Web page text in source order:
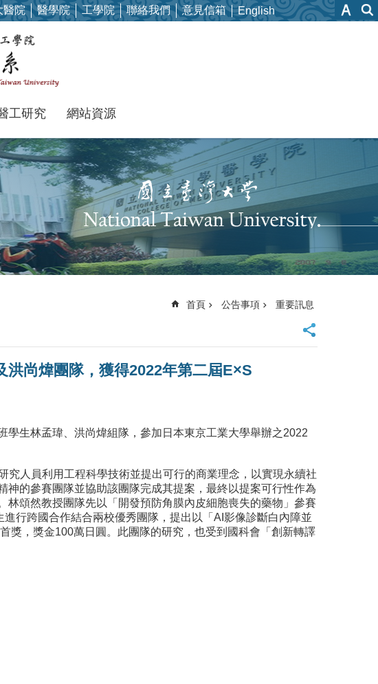
醫院 醫學院 工學院 聯絡我們 意見信箱 English
工研究 網站資源
首頁 公告事項 重要訊息
尚煒團隊，獲得2022年第二屆E×S
生林孟瑋、洪尚煒組隊，參加日本東京工業大學舉辦之2022
人員利用工程科學技術並提出可行的商業理念，以實現永續社
的參賽團隊並協助該團隊完成其提案，最終以提案可行性作為
頌然教授團隊先以「開發預防角膜內皮細胞喪失的藥物」參賽
行跨國合作結合兩校優秀團隊，提出以「AI影像診斷白內障並
獎，獎金100萬日圓。此團隊的研究，也受到國科會「創新轉譯